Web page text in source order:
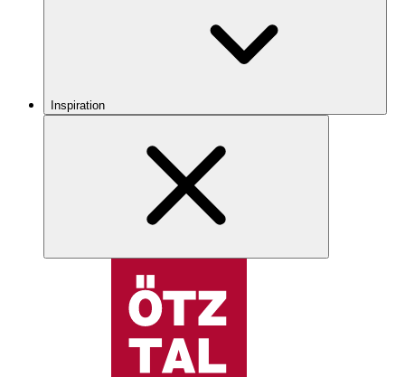
Inspiration